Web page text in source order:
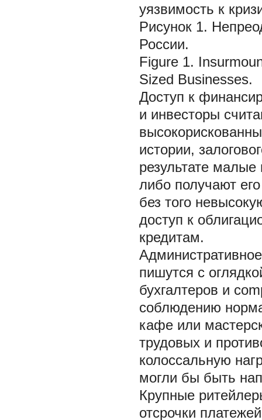
уязвимость к
Рисунок 1.
России.
Figure 1.
Sized Businesses.
Доступ к
и инвесторы
истории,
результате малые
либо получают
без того
доступ к
кредитам.
пишутся с
бухгалтеров и
соблюдению
кафе или
трудовых и
колоссальную
могли бы быть
Крупные
отсрочки